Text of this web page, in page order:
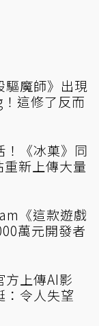
驅魔師》出現
！這修了反而
！《冰菓》同
重新上傳大量
《這款遊戲
萬元開發者
方上傳AI影
：令人失望